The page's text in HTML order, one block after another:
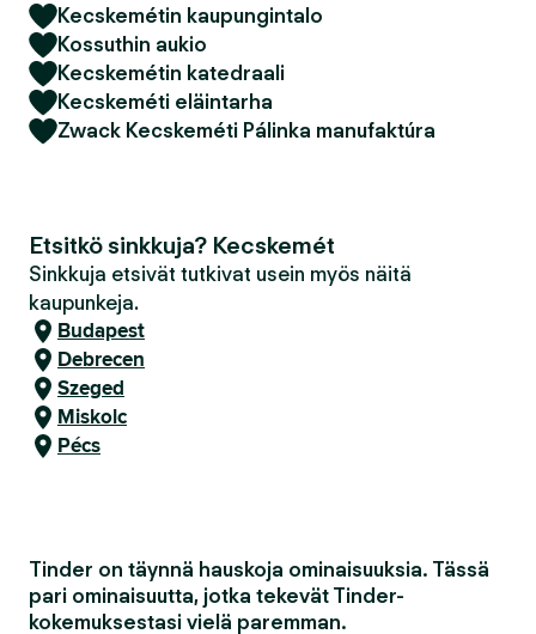
Kecskemétin kaupungintalo
Kossuthin aukio
Kecskemétin katedraali
Kecskeméti eläintarha
Zwack Kecskeméti Pálinka manufaktúra
Etsitkö sinkkuja? Kecskemét
Sinkkuja etsivät tutkivat usein myös näitä
kaupunkeja.
Budapest
Debrecen
Szeged
Miskolc
Pécs
Tinder on täynnä hauskoja ominaisuuksia. Tässä
pari ominaisuutta, jotka tekevät Tinder-
kokemuksestasi vielä paremman.